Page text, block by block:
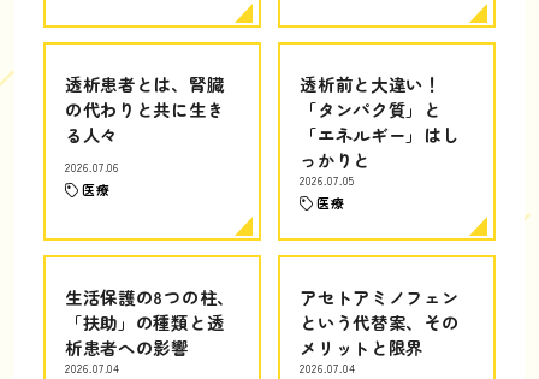
透析患者とは、腎臓
の代わりと共に生き
る人々
2026.07.06
医療
透析前と大違い！
「タンパク質」と
「エネルギー」はし
っかりと
2026.07.05
医療
生活保護の8つの柱、
「扶助」の種類と透
析患者への影響
2026.07.04
アセトアミノフェン
という代替案、その
メリットと限界
2026.07.04